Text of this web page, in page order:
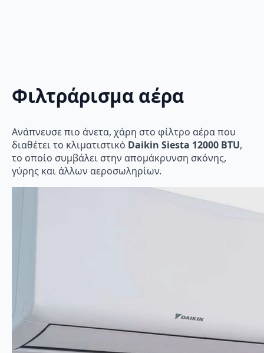
Φιλτράρισμα αέρα
Ανάπνευσε πιο άνετα, χάρη στο φίλτρο αέρα που
διαθέτει το κλιματιστικό Daikin Siesta 12000 BTU,
το οποίο συμβάλει στην απομάκρυνση σκόνης,
γύρης και άλλων αεροσωληρίων.